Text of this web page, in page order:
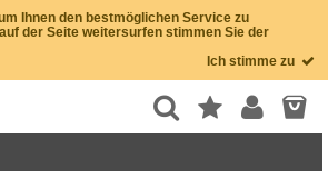
Ihnen den bestmöglichen Service zu
der Seite weitersurfen stimmen Sie der
Ich stimme zu